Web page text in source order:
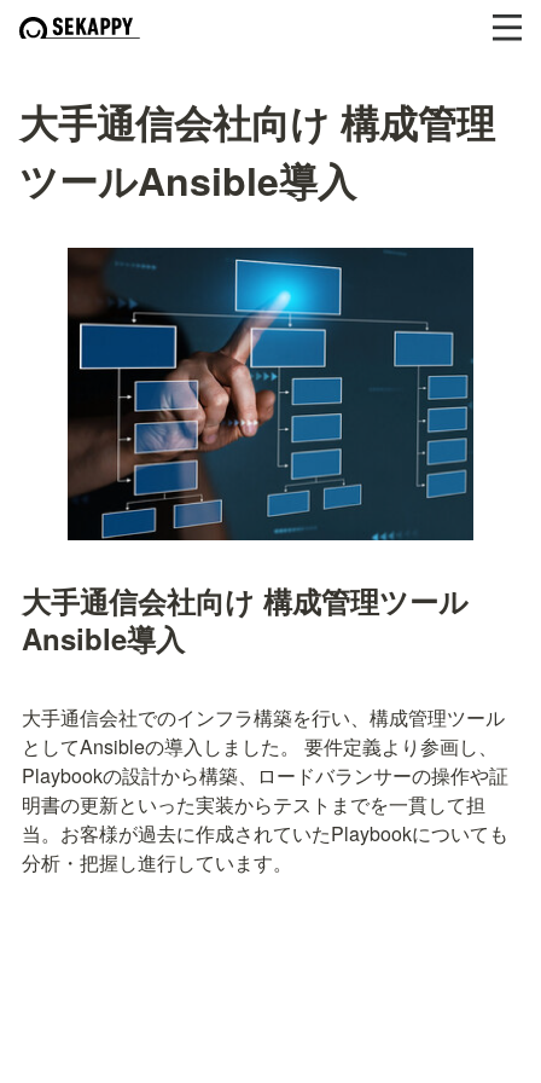
大手通信会社向け 構成管理
ツールAnsible導入
大手通信会社向け 構成管理ツール
Ansible導入
大手通信会社でのインフラ構築を行い、構成管理ツール
としてAnsibleの導入しました。 要件定義より参画し、
Playbookの設計から構築、ロードバランサーの操作や証
明書の更新といった実装からテストまでを一貫して担
当。お客様が過去に作成されていたPlaybookについても
分析・把握し進行しています。